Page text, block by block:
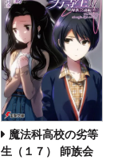
魔法科高校の劣等
生（１７） 師族会